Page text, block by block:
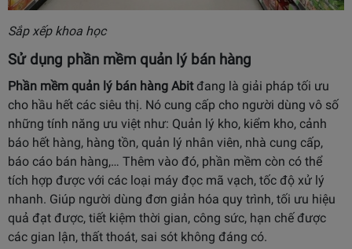
Sắp xếp khoa học
Sử dụng phần mềm quản lý bán hàng
Phần mềm quản lý bán hàng Abitđang là giải pháp tối ưu
cho hầu hết các siêu thị. Nó cung cấp cho người dùng vô số
những tính năng ưu việt như: Quản lý kho, kiểm kho, cảnh
báo hết hàng, hàng tồn, quản lý nhân viên, nhà cung cấp,
báo cáo bán hàng,… Thêm vào đó, phần mềm còn có thể
tích hợp được với các loại máy đọc mã vạch, tốc độ xử lý
nhanh. Giúp người dùng đơn giản hóa quy trình, tối ưu hiệu
quả đạt được, tiết kiệm thời gian, công sức, hạn chế được
các gian lận, thất thoát, sai sót không đáng có.